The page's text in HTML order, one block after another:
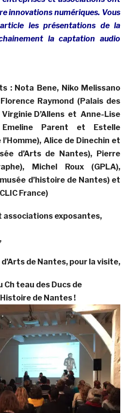
innovations numériques. Vous
les présentations de la
la captation audio
: Nota Bene, Niko Melissano
Raymond (Palais des
D’Allens et Anne-Lise
Emeline Parent et Estelle
Alice de Dinechin et
d’Arts de Nantes), Pierre
Michel Roux (GPLA),
d’histoire de Nantes) et
France)
associations exposantes,
d’Arts de Nantes, pour la visite,
Ch teau des Ducs de
de Nantes !